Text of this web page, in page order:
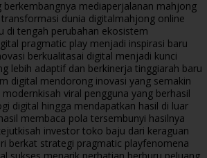
mediaperjalanan mahjong
dunia digitalmahjong online
di tengah perubahan ekosistem
pragmatic play menjadi inspirasi baru
berkualitasai digital menjadi kunci
lebih adaptif dan berkinerja tinggiarah baru
digital mendorong inovasi yang semakin
modernkisah viral pengguna yang berhasil
digital hingga mendapatkan hasil di luar
membaca pola tersembunyi hasilnya
kisah investor toko baju dari keraguan
berkat strategi pragmatic playfenomena